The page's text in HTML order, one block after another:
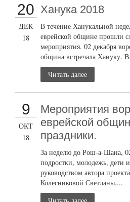
20
ДЕК
18
Ханука 2018
В течение Ханукальной
еврейской общине прошли
мероприятия. 02 декабря
община встречала Хануку.
Читать далее
9
ОКТ
18
Мероприятия
еврейской
праздники.
За неделю до Рош-а-Шана,
подростки, молодежь, дети
руководством автора
Колесниковой Светланы,...